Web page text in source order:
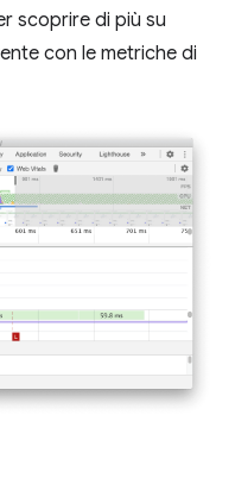
scoprire di più su
con le metriche di